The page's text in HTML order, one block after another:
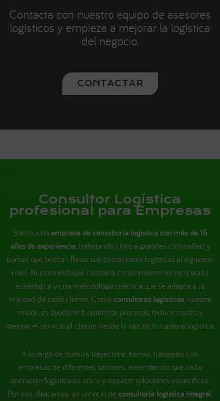
Contacta con nuestro equipo de asesores
logísticos y empieza a mejorar la logística
del negocio.
CONTACTAR
Consultor Logística
profesional para Empresas
Somos una empresa de consultoría logística con más de 15
años de experiencia, trabajando junto a grandes compañías y
pymes que buscan llevar sus operaciones logísticas al siguiente
nivel. Nuestro enfoque combina conocimiento técnico, visión
estratégica y una metodología práctica que se adapta a la
realidad de cada cliente. Comoconsultores logísticos, nuestra
misión es ayudarte a optimizar procesos, reducir costes y
mejorar el servicio al cliente desde la raíz de tu cadena logística.
A lo largo de nuestra trayectoria, hemos trabajado con
empresas de diferentes sectores, entendiendo que cada
operación logística es única y requiere soluciones específicas.
Por eso, ofrecemos un servicio de consultoría logística integral,